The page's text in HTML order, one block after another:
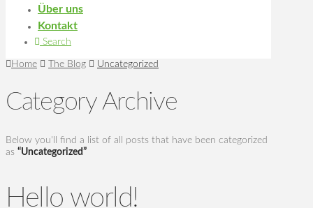
Über uns
Kontakt
Search
Home The Blog Uncategorized
Category Archive
Below you'll find a list of all posts that have been categorized
as “Uncategorized”
Hello world!